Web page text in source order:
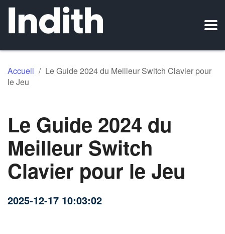
Accueil / Le Guide 2024 du Meilleur Switch Clavier pour
le Jeu
Le Guide 2024 du
Meilleur Switch
Clavier pour le Jeu
2025-12-17 10:03:02